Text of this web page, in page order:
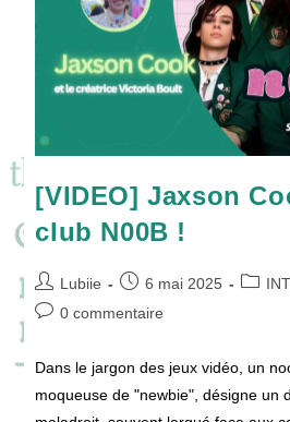
[VIDEO] Jaxson
club N00B !
Auteur/autrice
de
Lubiie
Publication
publiée :
6 mai 2025
Post
Commentaires
publication :
0 commentaire
Dans le jargon des jeux vidéo, un
moqueuse de "newbie", désigne un